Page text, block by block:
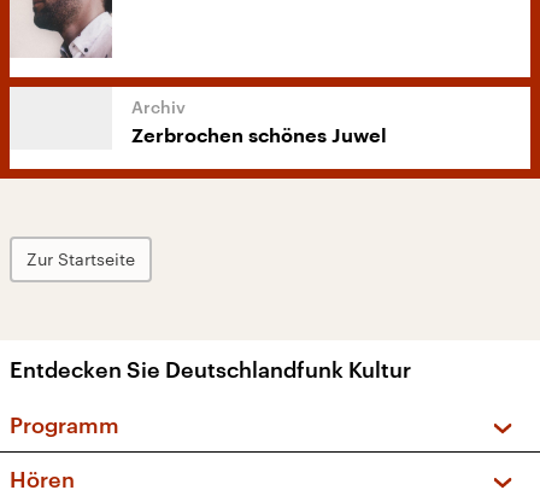
Zerbrochen schönes Juwel
Zur Startseite
Entdecken Sie Deutschlandfunk Kultur
Programm
Hören